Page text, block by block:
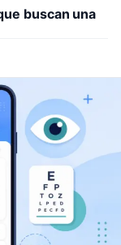
buscan una